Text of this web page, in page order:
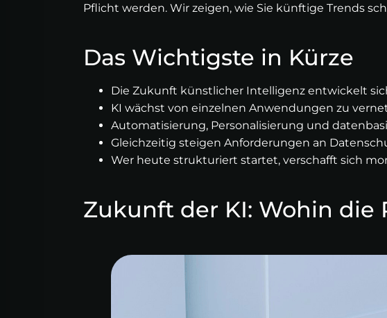
Pflicht werden. Wir zeigen, wie Sie künftige Trends
Das Wichtigste in Kürze
Die Zukunft künstlicher Intelligenz entwickelt
KI wächst von einzelnen Anwendungen zu
Automatisierung, Personalisierung und
Gleichzeitig steigen Anforderungen an
Wer heute strukturiert startet, verschafft sich
Zukunft der KI: Wohin die